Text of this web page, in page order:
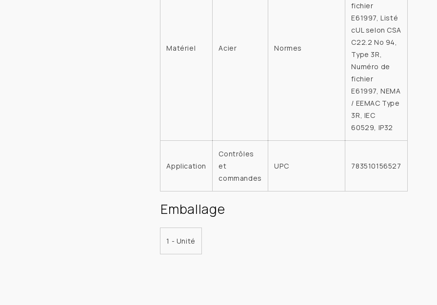
Matériel Acier Normes
fichier
E61997, Listé
cUL selon CSA
C22.2 No 94,
Type 3R,
Numéro de
fichier
E61997, NEMA
/ EEMAC Type
3R, IEC
60529, IP32
Application
Contrôles
et
commandes
UPC 783510156527
Emballage
1 - Unité